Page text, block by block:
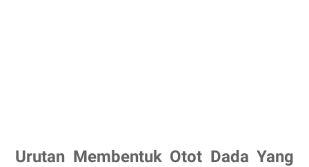
Urutan Membentuk Otot Dada Yang